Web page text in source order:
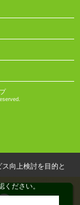
向上検討を目的と
ください。